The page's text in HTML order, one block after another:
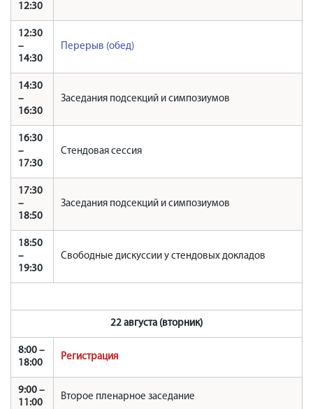
12:30
12:30
–
14:30
Перерыв (обед)
14:30
–
16:30
Заседания подсекций и симпозиумов
16:30
–
17:30
Стендовая сессия
17:30
–
18:50
Заседания подсекций и симпозиумов
18:50
–
19:30
Свободные дискуссии у стендовых докладов
22 августа (вторник)
8:00 –
18:00
Регистрация
9:00 –
11:00
Второе пленарное заседание